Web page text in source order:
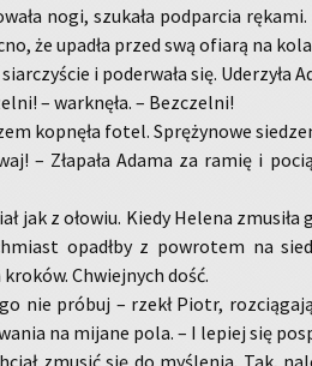
nogi, szu­ka­ła pod­par­cia
że upa­dła przed swą ofia­rą na
siar­czy­ście i po­de­rwa­ła się. Ude­rzy­ła
– wark­nę­ła. – Bez­czel­ni!
kop­nę­ła fotel. Sprę­ży­no­we
– Zła­pa­ła Adama za ramię i
jak z oło­wiu. Kiedy He­le­na
opadł­by z po­wro­tem na
Chwiej­nych dość.
nie pró­buj – rzekł Piotr,
na mi­ja­ne pola. – I le­piej się
zmu­sić się do my­śle­nia. Tak,